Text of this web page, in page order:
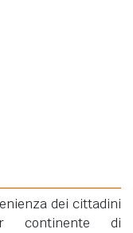
dei cittadini
continente di